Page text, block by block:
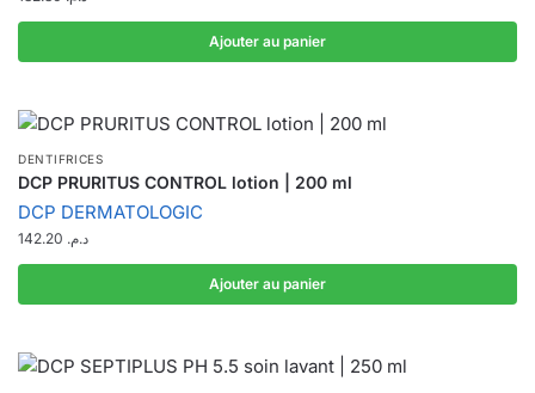
Ajouter au panier
DENTIFRICES
DCP PRURITUS CONTROL lotion | 200 ml
DCP DERMATOLOGIC
د.م.
Ajouter au panier